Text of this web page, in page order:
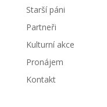
Starší páni
Partneři
Kulturní akce
Pronájem
Kontakt